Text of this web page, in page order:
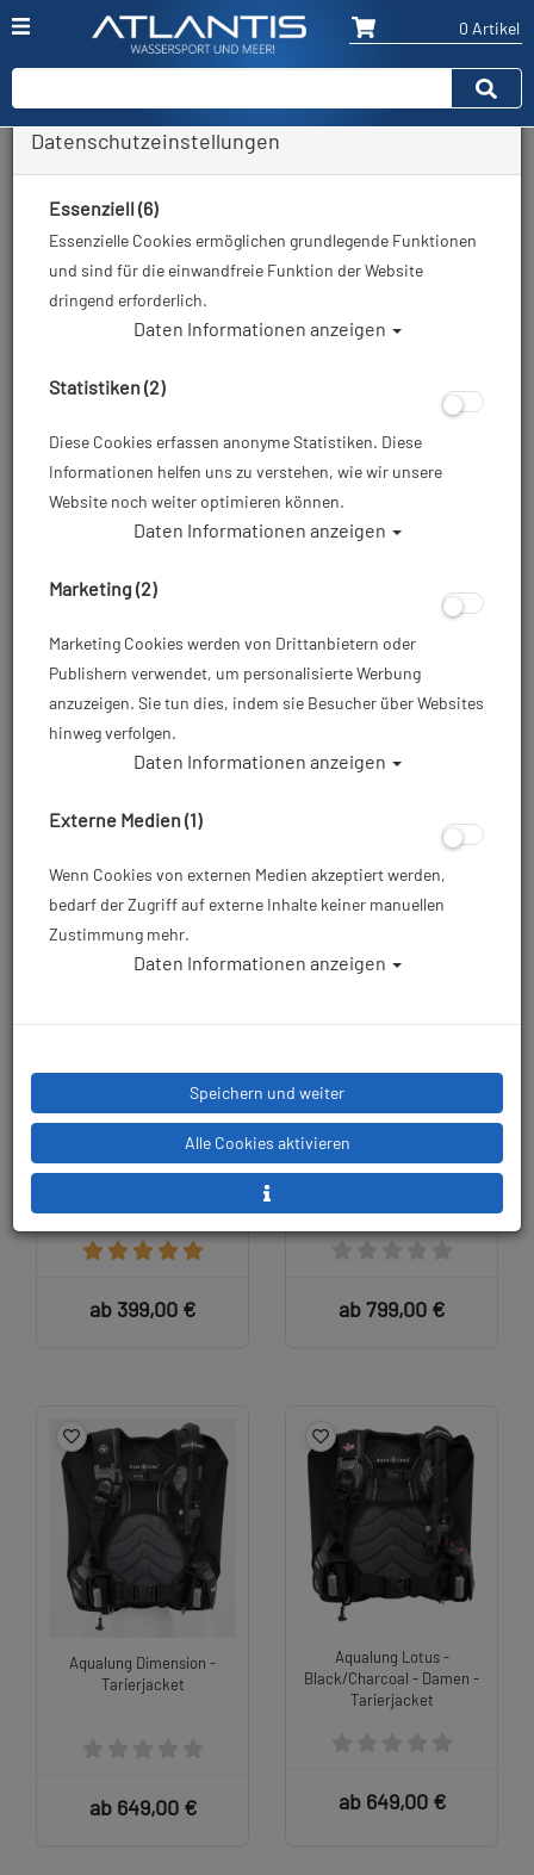
0 Artikel
Aqualung & Apeks Premium
Tarierjackets
Reisejacket, Jackets für
Frauen, Tech-Jackets und
Premium Tarierjackets von
Aqualung & Apeks
Von Aqualung und Apeks bekommen Sie die besten
Tarierjackets zum Tauchen, denen Sie ohne Frage
vertrauen können. Beide Unternehmen stehen wie
kaum andere für Tauchausrüstung mit hoher Qualität
und Zuverlässigkeit.
Schauen Sie sich in Ruhe um. Wenn Sie fragen haben,
Rückruf oder über das Kontaktformular zur Verfügung!
TOP
Aqualung Pro HD
ab 399,00 €
Apeks Exotec -
ab 799,00 €
Aqualung Dimension -
Tarierjacket
ab 649,00 €
Aqualung Lotus -
Black/Charcoal - Damen -
Tarierjacket
ab 649,00 €
Datenschutzeinstellungen
Essenziell (6)
Essenzielle Cookies ermöglichen grundlegende Funktionen
und sind für die einwandfreie Funktion der Website
dringend erforderlich.
Daten Informationen anzeigen
Statistiken (2)
Diese Cookies erfassen anonyme Statistiken. Diese
Informationen helfen uns zu verstehen, wie wir unsere
Website noch weiter optimieren können.
Daten Informationen anzeigen
Marketing (2)
Marketing Cookies werden von Drittanbietern oder
Publishern verwendet, um personalisierte Werbung
anzuzeigen. Sie tun dies, indem sie Besucher über Websites
hinweg verfolgen.
Daten Informationen anzeigen
Externe Medien (1)
Wenn Cookies von externen Medien akzeptiert werden,
bedarf der Zugriff auf externe Inhalte keiner manuellen
Zustimmung mehr.
Daten Informationen anzeigen
Speichern und weiter
Alle Cookies aktivieren